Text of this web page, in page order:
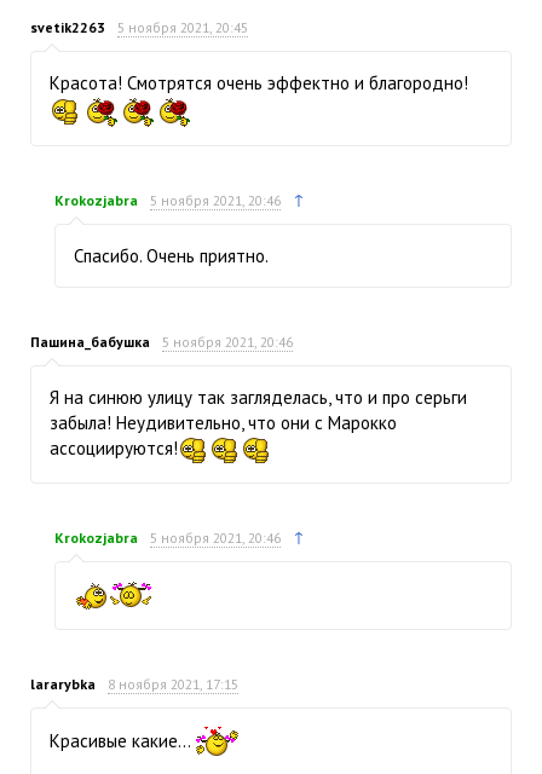
svetik2263 5 ноября 2021, 20:45
Красота! Смотрятся очень эффектно и благородно!
Krokozjabra 5 ноября 2021, 20:46 ↑
Спасибо. Очень приятно.
Пашина_бабушка 5 ноября 2021, 20:46
Я на синюю улицу так загляделась, что и про серьги
забыла! Неудивительно, что они с Марокко
ассоциируются!
Krokozjabra 5 ноября 2021, 20:46 ↑
lararybka 8 ноября 2021, 17:15
Красивые какие…